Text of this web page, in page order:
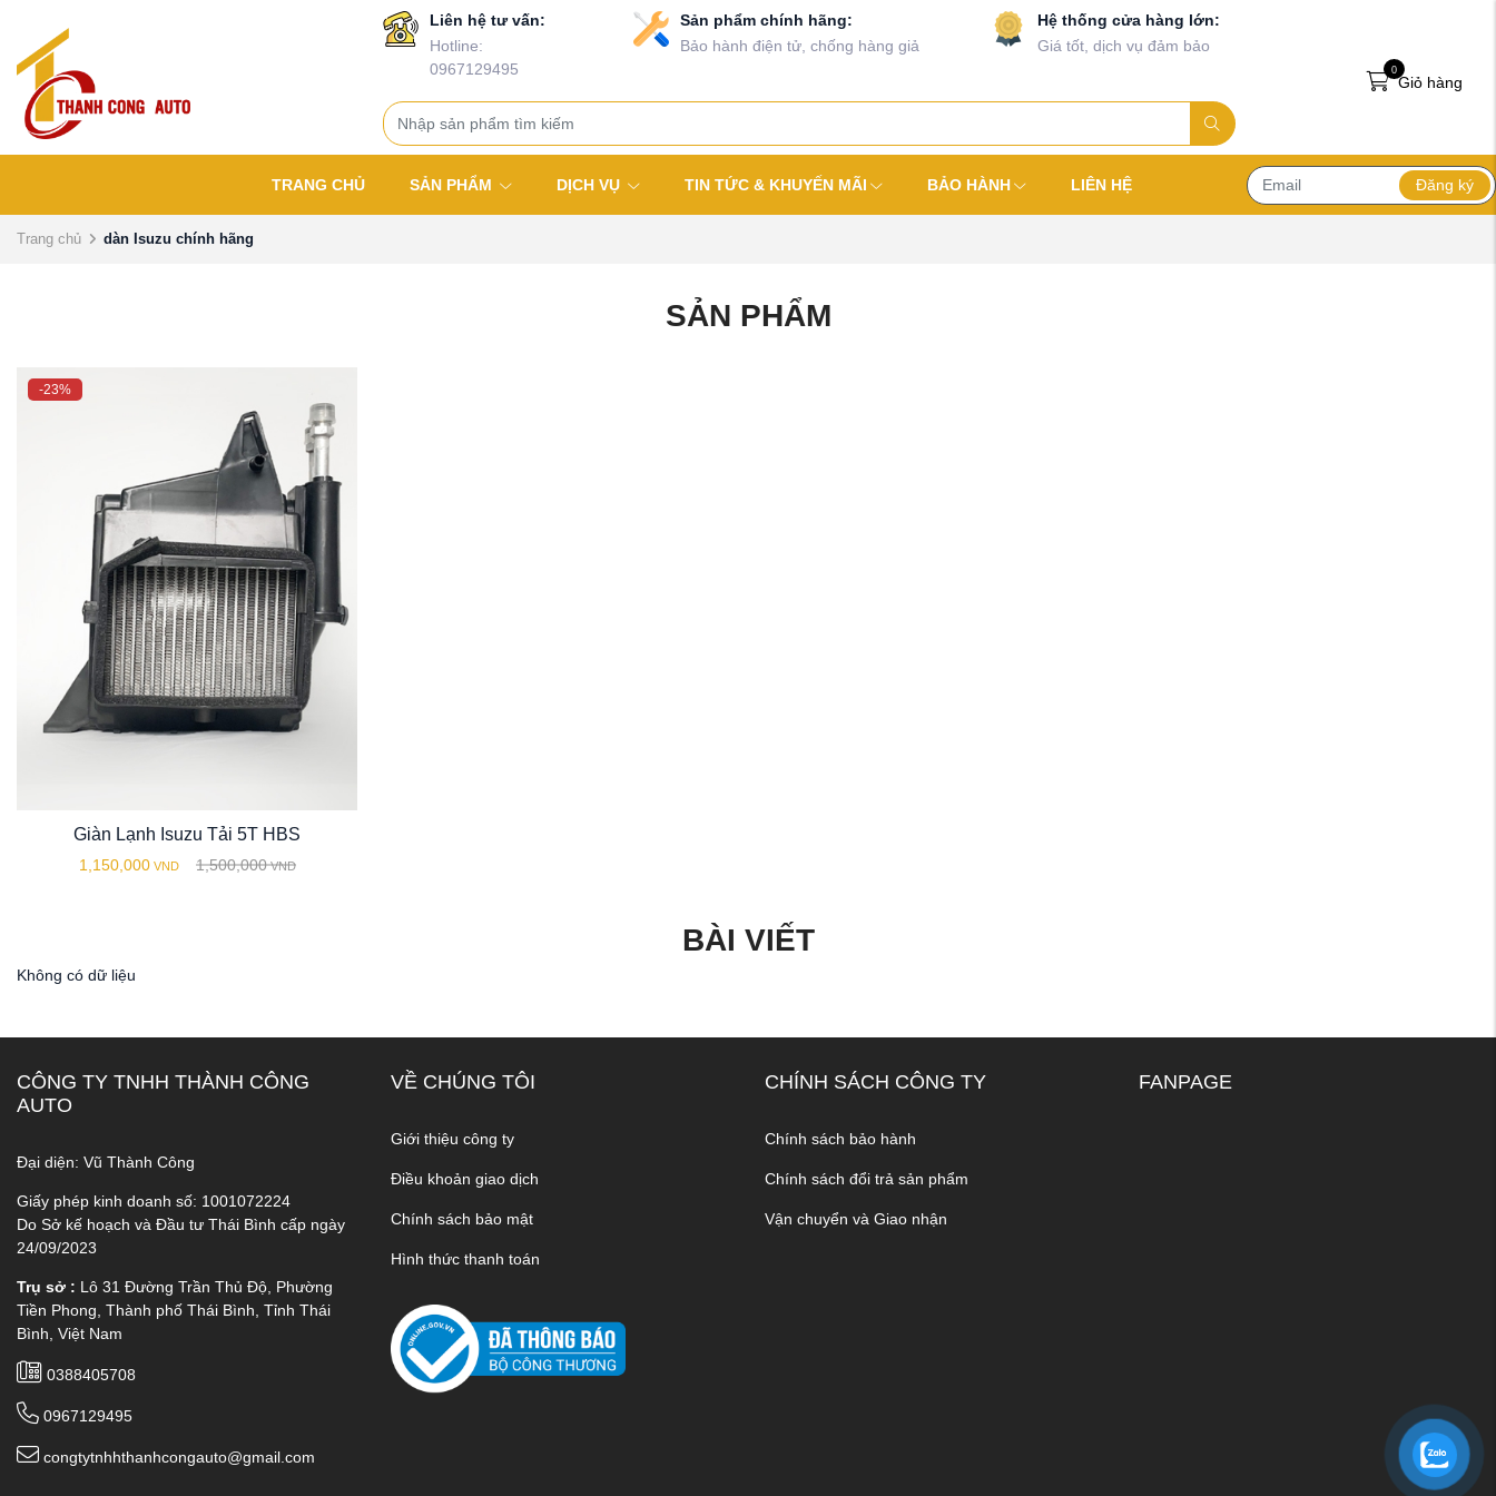
Liên hệ tư vấn:
Hotline:
0967129495
Sản phẩm chính hãng:
Bảo hành điện tử, chống hàng giả
Hệ thống cửa hàng lớn:
Giá tốt, dịch vụ đảm bảo
Giỏ hàng
0
TRANG CHỦ SẢN PHẨM DỊCH VỤ TIN TỨC & KHUYẾN MÃI BẢO HÀNH LIÊN HỆ Đăng ký
Trang chủ dàn Isuzu chính hãng
SẢN PHẨM
-23%
Giàn Lạnh Isuzu Tải 5T HBS
1,150,000 VND 1,500,000 VND
BÀI VIẾT
Không có dữ liệu
CÔNG TY TNHH THÀNH CÔNG
AUTO
Đại diện: Vũ Thành Công
Giấy phép kinh doanh số: 1001072224
Do Sở kế hoạch và Đầu tư Thái Bình cấp ngày
24/09/2023
Trụ sở : Lô 31 Đường Trần Thủ Độ, Phường
Tiền Phong, Thành phố Thái Bình, Tỉnh Thái
Bình, Việt Nam
0388405708
0967129495
congtytnhhthanhcongauto@gmail.com
VỀ CHÚNG TÔI
Giới thiệu công ty
Điều khoản giao dịch
Chính sách bảo mật
Hình thức thanh toán
CHÍNH SÁCH CÔNG TY
Chính sách bảo hành
Chính sách đổi trả sản phẩm
Vận chuyển và Giao nhận
FANPAGE